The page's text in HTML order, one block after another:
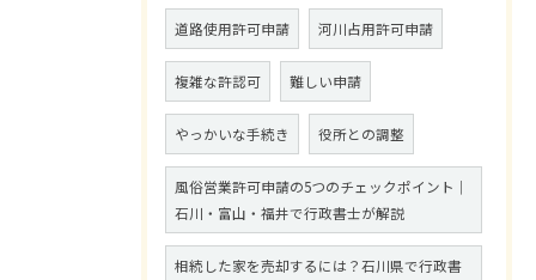
道路使用許可申請 河川占用許可申請
複雑な許認可 難しい申請
やっかいな手続き 役所との調整
風俗営業許可申請の5つのチェックポイント｜
石川・富山・福井で行政書士が解説
相続した家を売却するには？石川県で行政書